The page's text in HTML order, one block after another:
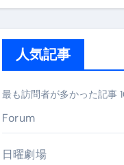
安で手に入れる方法
イド
実践大全
人気記事
最も訪問者が多かった記事
Forum
日曜劇場